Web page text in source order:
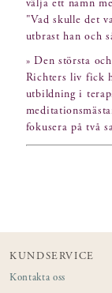
välja ett namn
"Vad skulle det
utbrast han och
» Den största
Richters liv fick
utbildning i
fokusera på två
KUNDSERVICE
Kontakta oss